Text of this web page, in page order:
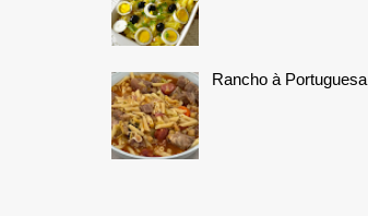
Rancho à Portuguesa